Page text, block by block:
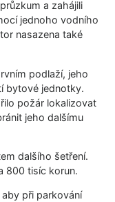
a zahájili
jednoho vodního
nasazena také
podlaží, jeho
bytové jednotky.
požár lokalizovat
jeho dalšímu
dalšího šetření.
800 tisíc korun.
při parkování